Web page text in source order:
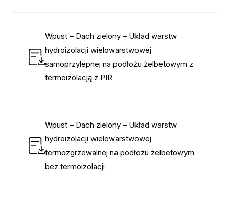
Wpust – Dach zielony – Układ warstw
hydroizolacji wielowarstwowej
samoprzylepnej na podłożu żelbetowym z
termoizolacją z PIR
Wpust – Dach zielony – Układ warstw
hydroizolacji wielowarstwowej
termozgrzewalnej na podłożu żelbetowym
bez termoizolacji